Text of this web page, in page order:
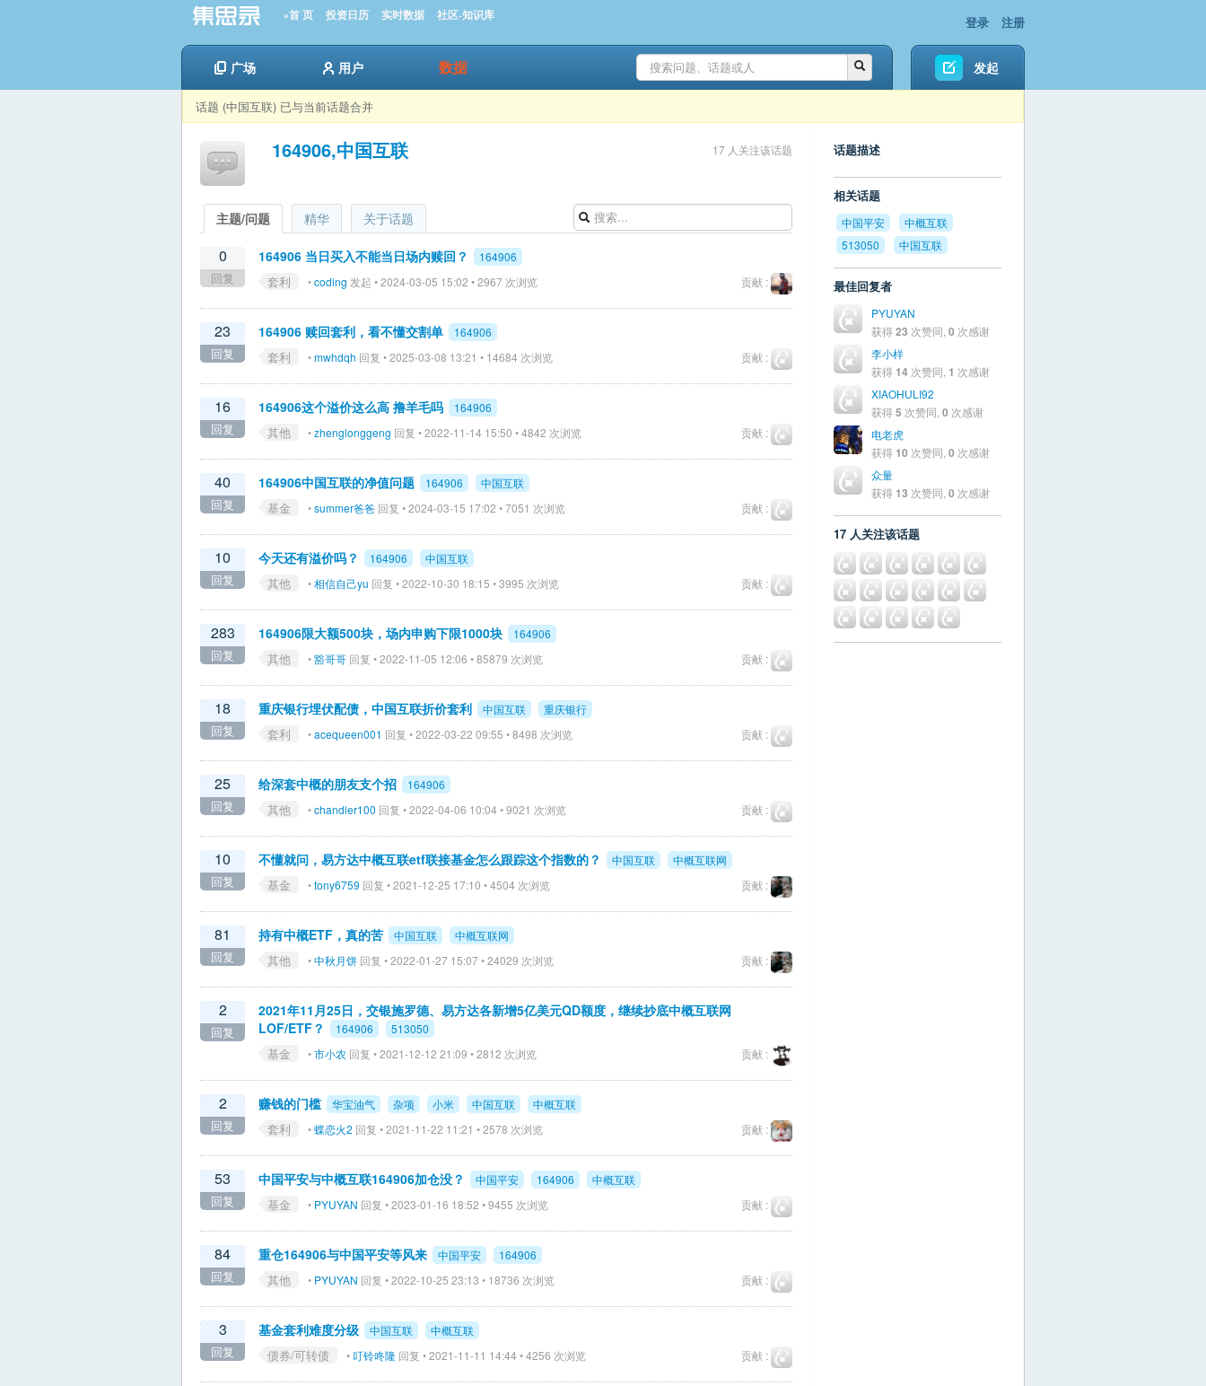
»首 页 投资日历 实时数据 社区-知识库 登录 注册
广场 用户 数据 发起
话题 (中国互联) 已与当前话题合并
164906,中国互联 17 人关注该话题
主题/问题 精华 关于话题
0
回复
164906 当日买入不能当日场内赎回？
164906
贡献 :
套利 •coding 发起 • 2024-03-05 15:02 • 2967 次浏览
23
回复
164906 赎回套利，看不懂交割单
164906
贡献 :
套利 •mwhdqh 回复 • 2025-03-08 13:21 • 14684 次浏览
16
回复
164906这个溢价这么高 撸羊毛吗
164906
贡献 :
其他 •zhenglonggeng 回复 • 2022-11-14 15:50 • 4842 次浏览
40
回复
164906中国互联的净值问题 164906
中国互联
贡献 :
基金 •summer爸爸 回复 • 2024-03-15 17:02 • 7051 次浏览
10
回复
今天还有溢价吗？ 164906
中国互联
贡献 :
其他 •相信自己yu 回复 • 2022-10-30 18:15 • 3995 次浏览
283
回复
164906限大额500块，场内申购下限1000块
164906
贡献 :
其他 •豁哥哥 回复 • 2022-11-05 12:06 • 85879 次浏览
18
回复
重庆银行埋伏配债，中国互联折价套利 中国互联
重庆银行
贡献 :
套利 •acequeen001 回复 • 2022-03-22 09:55 • 8498 次浏览
25
回复
给深套中概的朋友支个招
164906
贡献 :
其他 •chandler100 回复 • 2022-04-06 10:04 • 9021 次浏览
10
回复
不懂就问，易方达中概互联etf联接基金怎么跟踪这个指数的？ 中国互联
中概互联网
贡献 :
基金 •tony6759 回复 • 2021-12-25 17:10 • 4504 次浏览
81
回复
持有中概ETF，真的苦 中国互联
中概互联网
贡献 :
其他 •中秋月饼 回复 • 2022-01-27 15:07 • 24029 次浏览
2
回复
2021年11月25日，交银施罗德、易方达各新增5亿美元QD额度，继续抄底中概互联网
LOF/ETF？
164906
513050
贡献 :
基金 •市小农 回复 • 2021-12-12 21:09 • 2812 次浏览
2
回复
赚钱的门槛 华宝油气 杂项 小米 中国互联
中概互联
贡献 :
套利 •蝶恋火2 回复 • 2021-11-22 11:21 • 2578 次浏览
53
回复
中国平安与中概互联164906加仓没？ 中国平安 164906
中概互联
贡献 :
基金 • PYUYAN 回复 • 2023-01-16 18:52 • 9455 次浏览
84
回复
重仓164906与中国平安等风来 中国平安
164906
贡献 :
其他 • PYUYAN 回复 • 2022-10-25 23:13 • 18736 次浏览
3
回复
基金套利难度分级 中国互联
中概互联
贡献 :
债券/可转债 • 叮铃咚隆 回复 • 2021-11-11 14:44 • 4256 次浏览
话题描述
相关话题
中国平安
中概互联
513050
中国互联
最佳回复者
PYUYAN
获得23 次赞同, 0 次感谢
李小样
获得 14 次赞同, 1 次感谢
XIAOHULI92
获得5 次赞同, 0 次感谢
电老虎
获得 10 次赞同, 0 次感谢
众量
获得 13 次赞同, 0 次感谢
17 人关注该话题